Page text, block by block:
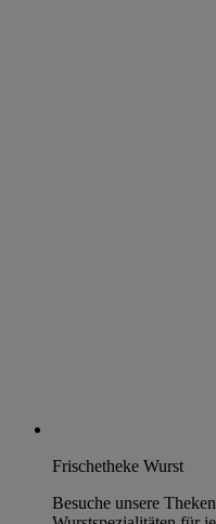
Frischetheke Wurst
Besuche unsere